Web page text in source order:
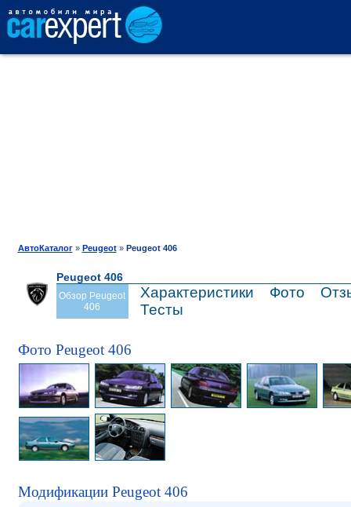
ПРОДАЖА
АвтоКаталог» Peugeot» Peugeot 406
Peugeot 406
Обзор Peugeot
406
Характеристики Фото
Тесты
Фото Peugeot 406
Модификации Peugeot 406